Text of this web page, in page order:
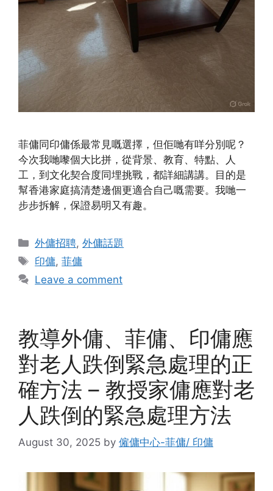
菲傭同印傭係最常見嘅選擇，但佢哋有咩分別呢？
今次我哋嚟個大比拼，從背景、教育、特點、人
工，到文化契合度同埋挑戰，都詳細講講。目的是
幫香港家庭搞清楚邊個更適合自己嘅需要。我哋一
步步拆解，保證易明又有趣。
Categories
外傭招聘,外傭話題
Tags
印傭,菲傭
Leave a comment
教導外傭、菲傭、印傭應
對老人跌倒緊急處理的正
確方法 – 教授家傭應對老
人跌倒的緊急處理方法
August 30, 2025 by 僱傭中心-菲傭/ 印傭